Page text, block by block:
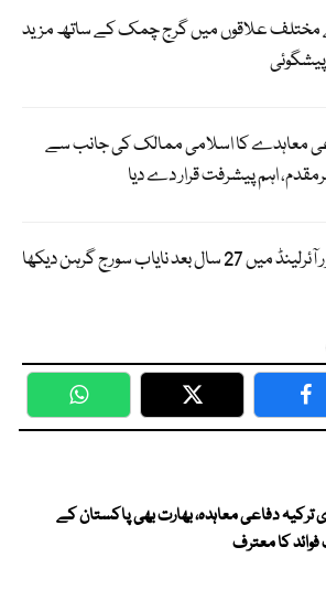
علاقوں میں گرج چمک کے ساتھ مزید
معاہدے کا اسلامی ممالک کی جانب سے
اہم پیشرفت قرار دے دیا
برطانیہ اور آئرلینڈ میں 27 سال بعد نایاب سورج گرہن دیکھا
WhatsApp Twitter
دفاعی معاہدہ، بھارت بھی پاکستان کے
کا معترف